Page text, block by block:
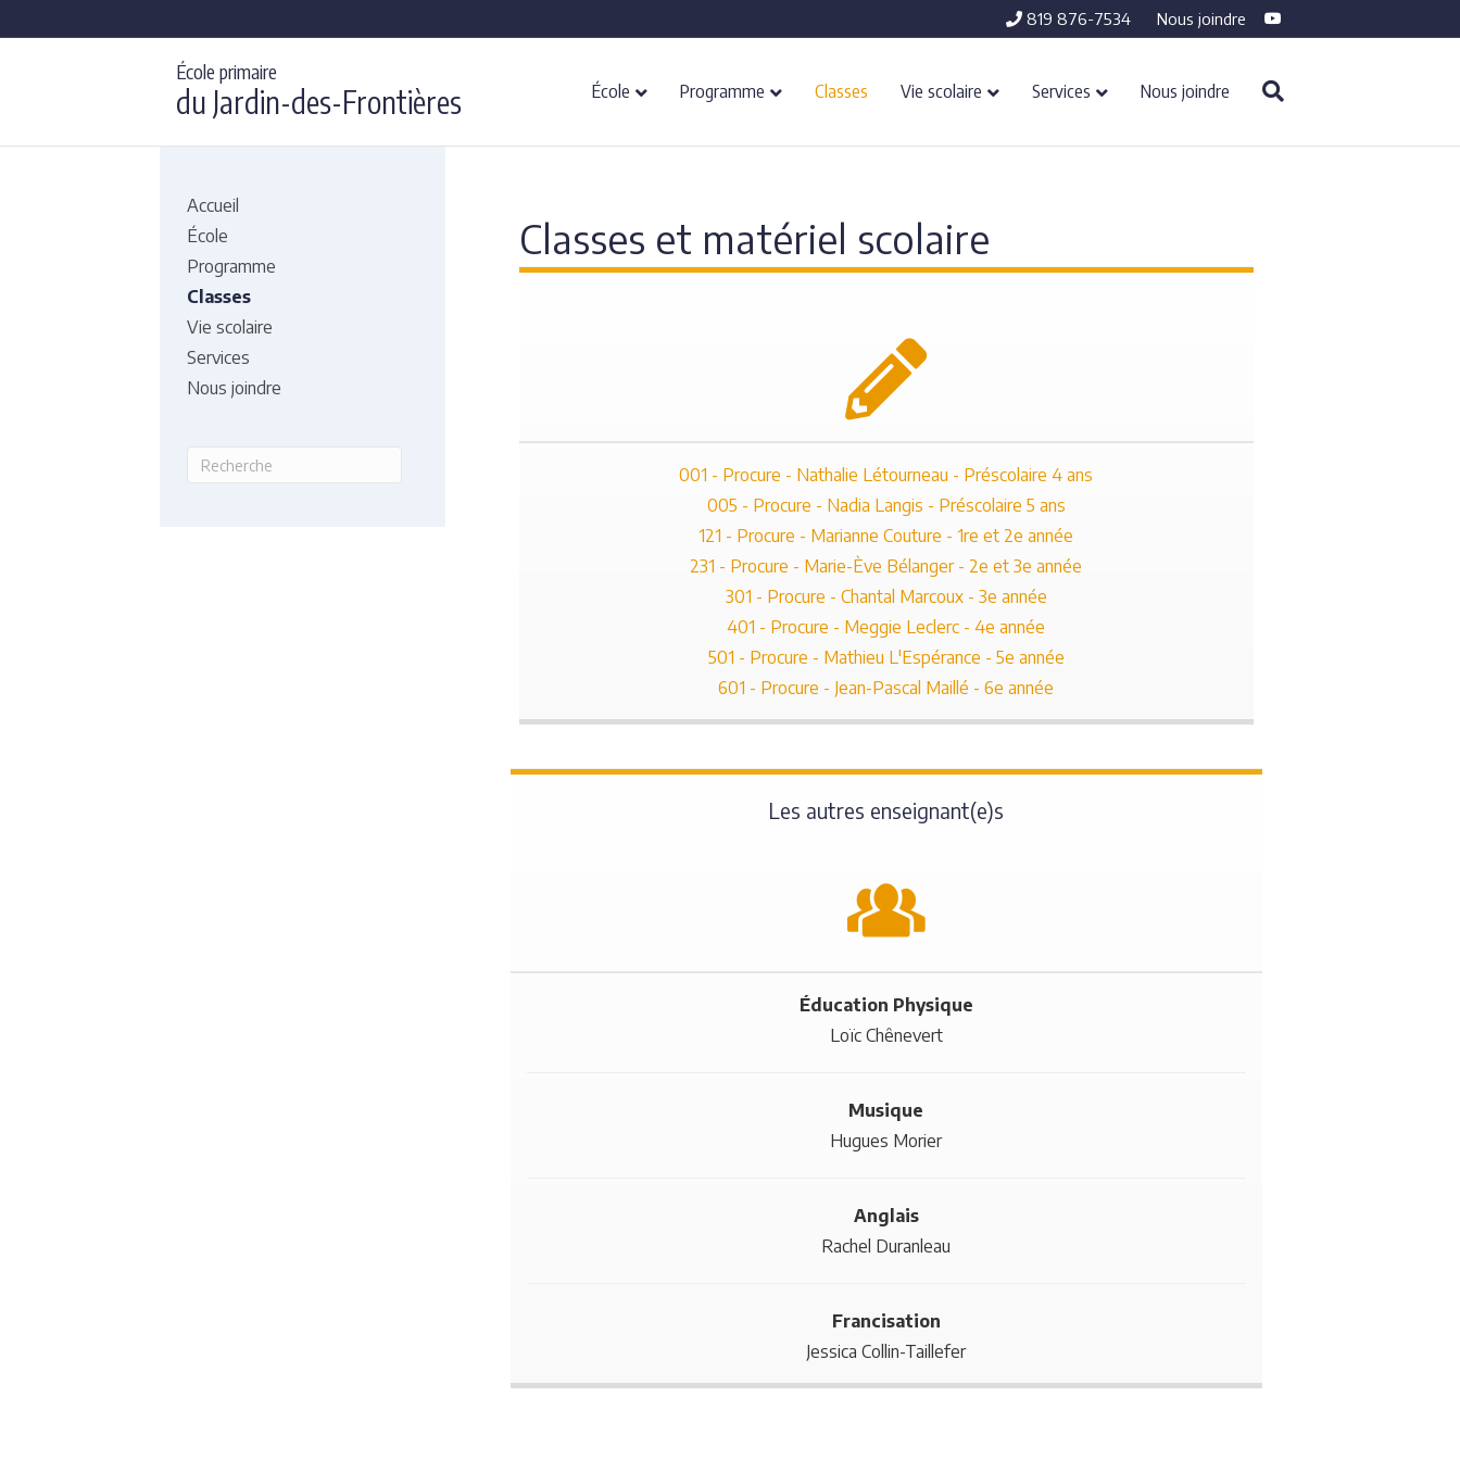
819 876-7534 Nous joindre Youtube
École primaire
du Jardin-des-Frontières École Programme Classes Vie scolaire Services Nous joindre
Accueil
École
Programme
Classes
Vie scolaire
Services
Nous joindre
Classes et matériel scolaire
001 - Procure - Nathalie Létourneau - Préscolaire 4 ans
005 - Procure - Nadia Langis - Préscolaire 5 ans
121 - Procure - Marianne Couture - 1re et 2e année
231 - Procure - Marie-Ève Bélanger - 2e et 3e année
301 - Procure - Chantal Marcoux - 3e année
401 - Procure - Meggie Leclerc - 4e année
501 - Procure - Mathieu L'Espérance - 5e année
601 - Procure - Jean-Pascal Maillé - 6e année
Les autres enseignant(e)s
Éducation Physique
Loïc Chênevert
Musique
Hugues Morier
Anglais
Rachel Duranleau
Francisation
Jessica Collin-Taillefer